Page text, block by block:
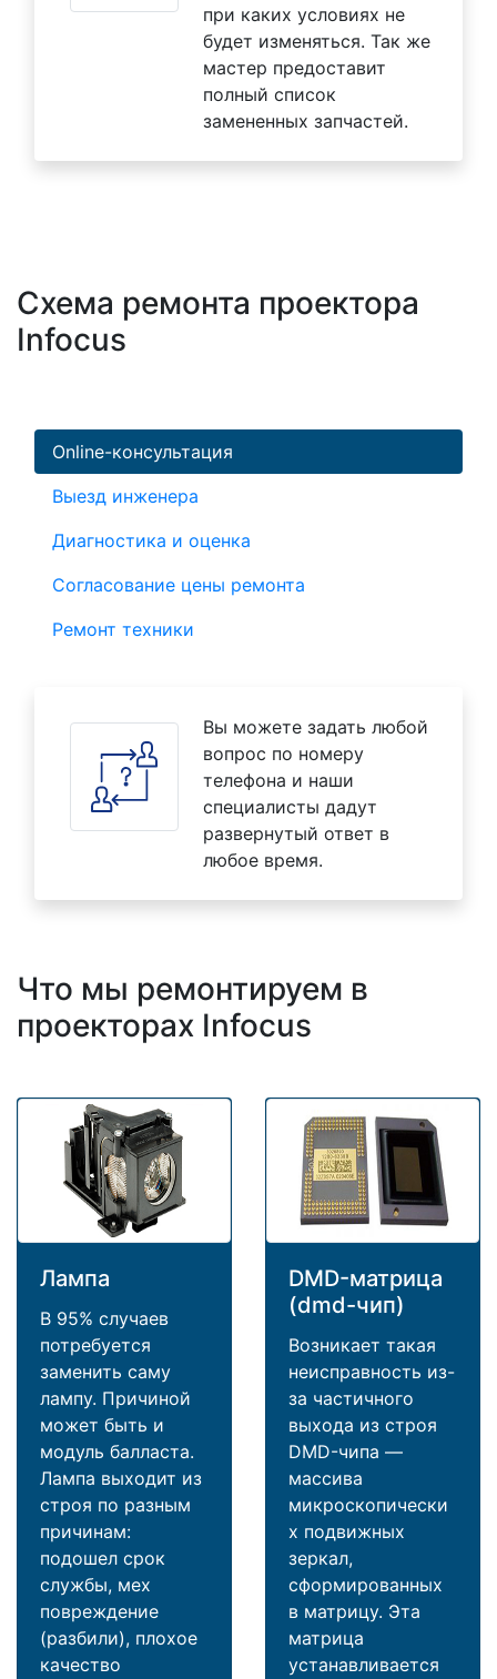
при каких условиях не
будет изменяться. Так же
мастер предоставит
полный список
замененных запчастей.
Схема ремонта проектора
Infocus
Online-консультация
Выезд инженера
Диагностика и оценка
Согласование цены ремонта
Ремонт техники
Вы можете задать любой
вопрос по номеру
телефона и наши
специалисты дадут
развернутый ответ в
любое время.
Что мы ремонтируем в
проекторах Infocus
Лампа
В 95% случаев
потребуется
заменить саму
лампу. Причиной
может быть и
модуль балласта.
Лампа выходит из
строя по разным
причинам:
подошел срок
службы, мех
повреждение
(разбили), плохое
качество
DMD-матрица
(dmd-чип)
Возникает такая
неисправность из-
за частичного
выхода из строя
DMD-чипа —
массива
микроскопически
х подвижных
зеркал,
сформированных
в матрицу. Эта
матрица
устанавливается